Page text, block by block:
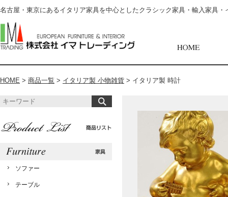
名古屋・東京にあるイタリア家具を中心としたクラシック家具・輸入家具
HOME > 商品一覧 > イタリア製 小物雑貨 > イタリア製 時計
ソファー
テーブル